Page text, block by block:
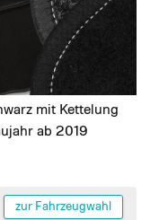
mit Kettelung
ab 2019
zur Fahrzeugwahl